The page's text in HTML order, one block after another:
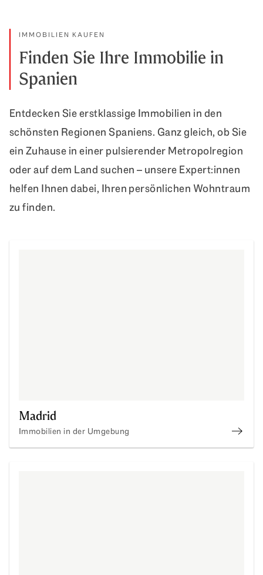
IMMOBILIEN KAUFEN
Finden Sie Ihre Immobilie in
Spanien
Entdecken Sie erstklassige Immobilien in den
schönsten Regionen Spaniens. Ganz gleich, ob Sie
ein Zuhause in einer pulsierender Metropolregion
oder auf dem Land suchen – unsere Expert:innen
helfen Ihnen dabei, Ihren persönlichen Wohntraum
zu finden.
Madrid
Immobilien in der Umgebung